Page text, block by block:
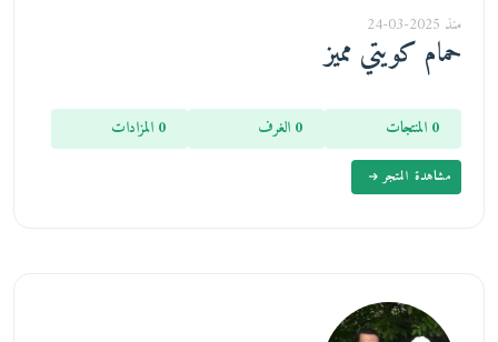
منذ 2025-03-24
حمام كويتي مميز
0 المنتجات 0 الغرف 0 المزادات
مشاهدة المتجر